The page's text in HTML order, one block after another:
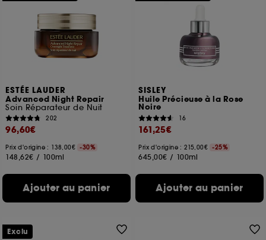
ESTÉE LAUDER
Advanced Night Repair
Soin Réparateur de Nuit
202
96,60€
Prix d'origine : 138,00€ -30%
148,62€ / 100ml
Ajouter au panier
SISLEY
Huile Précieuse à la Rose
Noire
16
161,25€
Prix d'origine : 215,00€ -25%
645,00€ / 100ml
Ajouter au panier
Exclu